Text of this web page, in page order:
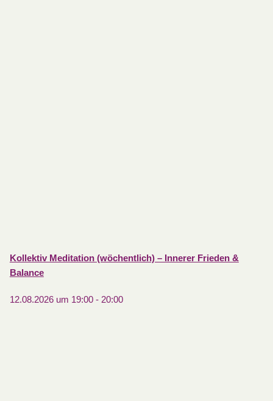
Kollektiv Meditation (wöchentlich) – Innerer Frieden &
Balance
12.08.2026 um 19:00- 20:00